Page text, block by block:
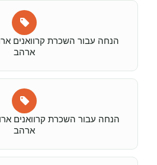
הנחה עבור השכרת קרוואנים
ארהב
הנחה עבור השכרת קרוואנים
ארהב